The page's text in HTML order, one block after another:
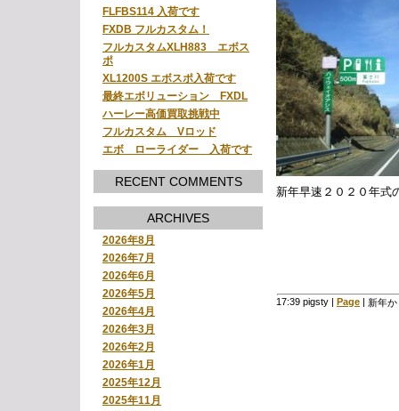
FLFBS114 入荷です
FXDB フルカスタム！
フルカスタムXLH883 エボス
ポ
XL1200S エボスポ入荷です
最終エボリューション FXDL
ハーレー高価買取挑戦中
フルカスタム Vロッド
エボ ローライダー 入荷です
RECENT COMMENTS
ARCHIVES
2026年8月
2026年7月
2026年6月
2026年5月
2026年4月
2026年3月
2026年2月
2026年1月
2025年12月
2025年11月
新年早速２０２０年式
17:39 pigsty | Page | 新年